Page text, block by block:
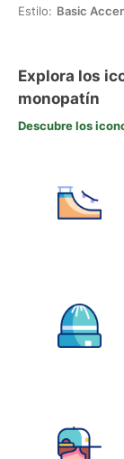
Estilo: Basic
Explora los
monopatín
Descubre los